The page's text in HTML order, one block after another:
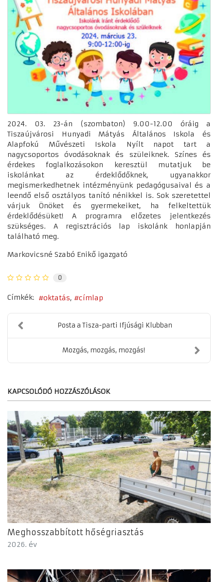
2024. 03. 23-án (szombaton) 9.00-12.00 óráig a
Tiszaújvárosi Hunyadi Mátyás Általános Iskola és
Alapfokú Művészeti Iskola Nyílt napot tart a
nagycsoportos óvodásoknak és szüleiknek. Színes és
érdekes foglalkozásokon keresztül mutatjuk be
iskolánkat az érdeklődőknek, ugyanakkor
megismerkedhetnek intézményünk pedagógusaival és a
leendő első osztályos tanító nénikkel is. Sok szeretettel
várjuk Önöket és gyermekeiket, ha felkeltettük
érdeklődésüket! A programra előzetes jelentkezés
szükséges. A regisztrációs lap iskolánk honlapján
található meg.
Markovicsné Szabó Enikő igazgató
0
Címkék: oktatás címlap
Posta a Tisza-parti Ifjúsági Klubban
Mozgás, mozgás, mozgás!
KAPCSOLÓDÓ HOZZÁSZÓLÁSOK
Meghosszabbított hőségriasztás
2026. év